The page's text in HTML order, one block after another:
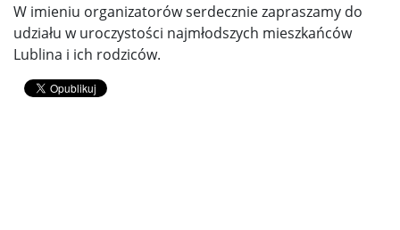
W imieniu organizatorów serdecznie zapraszamy do
udziału w uroczystości najmłodszych mieszkańców
Lublina i ich rodziców.